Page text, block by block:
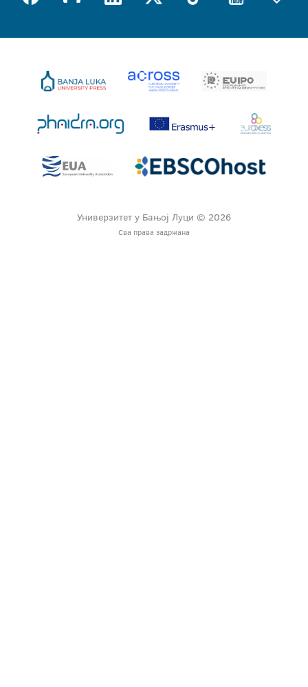
Универзитет у Бањој Луци © 2026
Сва права задржана